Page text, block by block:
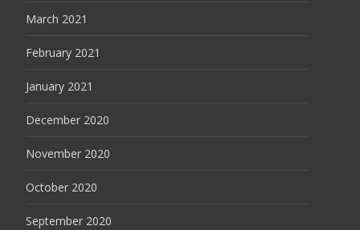
March 2021
February 2021
January 2021
December 2020
November 2020
October 2020
September 2020